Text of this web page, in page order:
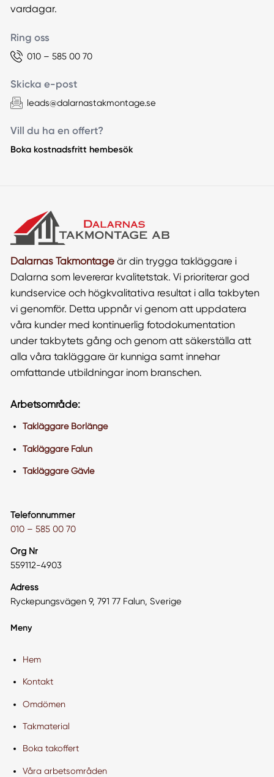
vardagar.
Ring oss
010 – 585 00 70
Skicka e-post
leads@dalarnastakmontage.se
Vill du ha en offert?
Boka kostnadsfritt hembesök
Dalarnas Takmontageär din trygga takläggare i
Dalarna som levererar kvalitetstak. Vi prioriterar god
kundservice och högkvalitativa resultat i alla takbyten
vi genomför. Detta uppnår vi genom att uppdatera
våra kunder med kontinuerlig fotodokumentation
under takbytets gång och genom att säkerställa att
alla våra takläggare är kunniga samt innehar
omfattande utbildningar inom branschen.
Arbetsområde:
Takläggare Borlänge
Takläggare Falun
Takläggare Gävle
Telefonnummer
010 – 585 00 70
Org Nr
559112-4903
Adress
Ryckepungsvägen 9, 791 77 Falun, Sverige
Meny
Hem
Kontakt
Omdömen
Takmaterial
Boka takoffert
Våra arbetsområden